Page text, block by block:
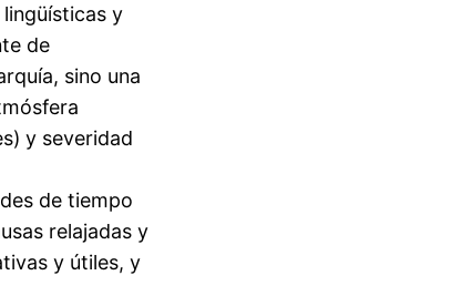
y
de
sino una
y severidad
de tiempo
relajadas y
y útiles, y